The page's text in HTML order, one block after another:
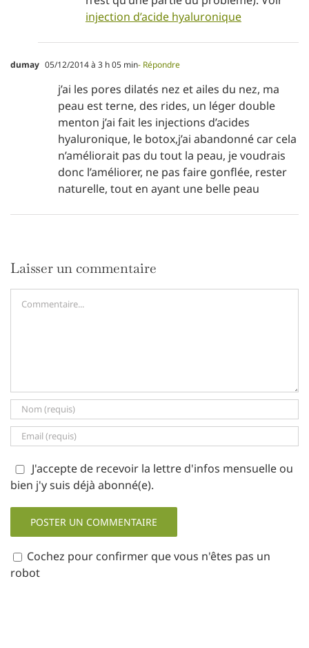
injection d’acide hyaluronique
dumay 05/12/2014 à 3 h 05 min- Répondre
j’ai les pores dilatés nez et ailes du nez, ma
peau est terne, des rides, un léger double
menton j’ai fait les injections d’acides
hyaluronique, le botox,j’ai abandonné car cela
n’améliorait pas du tout la peau, je voudrais
donc l’améliorer, ne pas faire gonflée, rester
naturelle, tout en ayant une belle peau
Laisser un commentaire
J'accepte de recevoir la lettre d'infos mensuelle ou
bien j'y suis déjà abonné(e).
Cochez pour confirmer que vous n'êtes pas un
robot